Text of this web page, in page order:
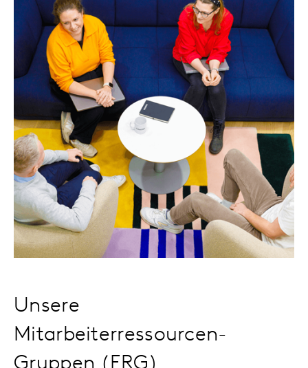
Unsere
Mitarbeiterressourcen-